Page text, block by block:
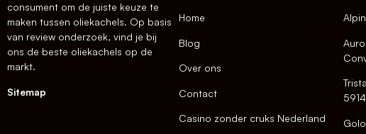
consument om de juiste keuze te
maken tussen oliekachels. Op basis
van review onderzoek, vind je bij
ons de beste oliekachels op de
markt.
Sitemap
Home
Blog
Over ons
Contact
Casino zonder cruks Nederland
5914